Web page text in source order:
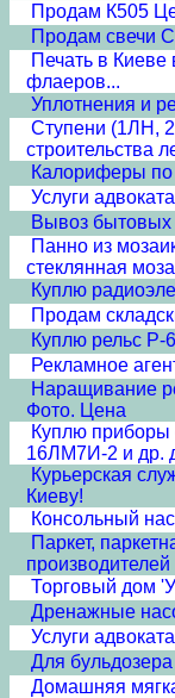
Продам К505
Продам свечи
Печать в Киеве
флаеров...
Уплотнения и
Cтупени (1ЛН,
строительства
Калориферы по
Услуги адвоката
Вывоз бытовых
Панно из
стеклянная
Куплю
Продам
Куплю рельс Р-
Рекламное
Наращивание
Фото. Цена
Куплю
16ЛМ7И-2 и др.
Курьерская
Киеву!
Консольный
Паркет,
производителей
Торговый дом
Дренажные
Услуги
Для бульдозера
Домашняя